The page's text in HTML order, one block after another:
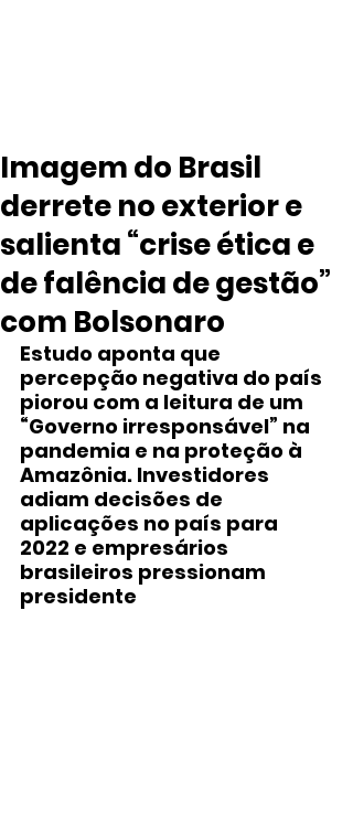
Imagem do Brasil
derrete no exterior e
salienta “crise ética e
de falência de gestão”
com Bolsonaro
Estudo aponta que
percepção negativa do país
piorou com a leitura de um
“Governo irresponsável” na
pandemia e na proteção à
Amazônia. Investidores
adiam decisões de
aplicações no país para
2022 e empresários
brasileiros pressionam
presidente